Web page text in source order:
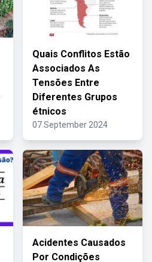
Quais Conflitos Estão
Associados As
Tensões Entre
Diferentes Grupos
étnicos
07 September 2024
Acidentes Causados
Por Condições